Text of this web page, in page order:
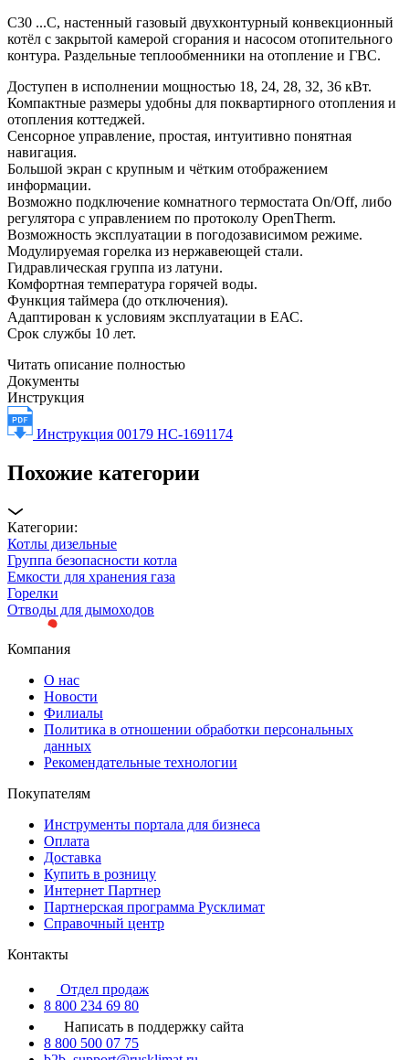
C30 ...С, настенный газовый двухконтурный конвекционный
котёл с закрытой камерой сгорания и насосом отопительного
контура. Раздельные теплообменники на отопление и ГВС.
Доступен в исполнении мощностью 18, 24, 28, 32, 36 кВт.
Компактные размеры удобны для поквартирного отопления и
отопления коттеджей.
Сенсорное управление, простая, интуитивно понятная
навигация.
Большой экран с крупным и чётким отображением
информации.
Возможно подключение комнатного термостата On/Off, либо
регулятора с управлением по протоколу OpenTherm.
Возможность эксплуатации в погодозависимом режиме.
Модулируемая горелка из нержавеющей стали.
Гидравлическая группа из латуни.
Комфортная температура горячей воды.
Функция таймера (до отключения).
Адаптирован к условиям эксплуатации в ЕАС.
Срок службы 10 лет.
Читать описание полностью
Документы
Инструкция
Инструкция 00179 НС-1691174
Похожие категории
Категории:
Котлы дизельные
Группа безопасности котла
Емкости для хранения газа
Горелки
Отводы для дымоходов
Компания
О нас
Новости
Филиалы
Политика в отношении обработки персональных
данных
Рекомендательные технологии
Покупателям
Инструменты портала для бизнеса
Оплата
Доставка
Купить в розницу
Интернет Партнер
Партнерская программа Русклимат
Справочный центр
Контакты
Отдел продаж
8 800 234 69 80
Написать в поддержку сайта
8 800 500 07 75